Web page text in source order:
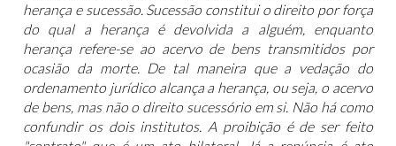
herança e sucessão. Sucessão constitui o direito por força
do qual a herança é devolvida a alguém, enquanto
herança refere-se ao acervo de bens transmitidos por
ocasião da morte. De tal maneira que a vedação do
ordenamento jurídico alcança a herança, ou seja, o acervo
de bens, mas não o direito sucessório em si. Não há como
confundir os dois institutos. A proibição é de ser feito